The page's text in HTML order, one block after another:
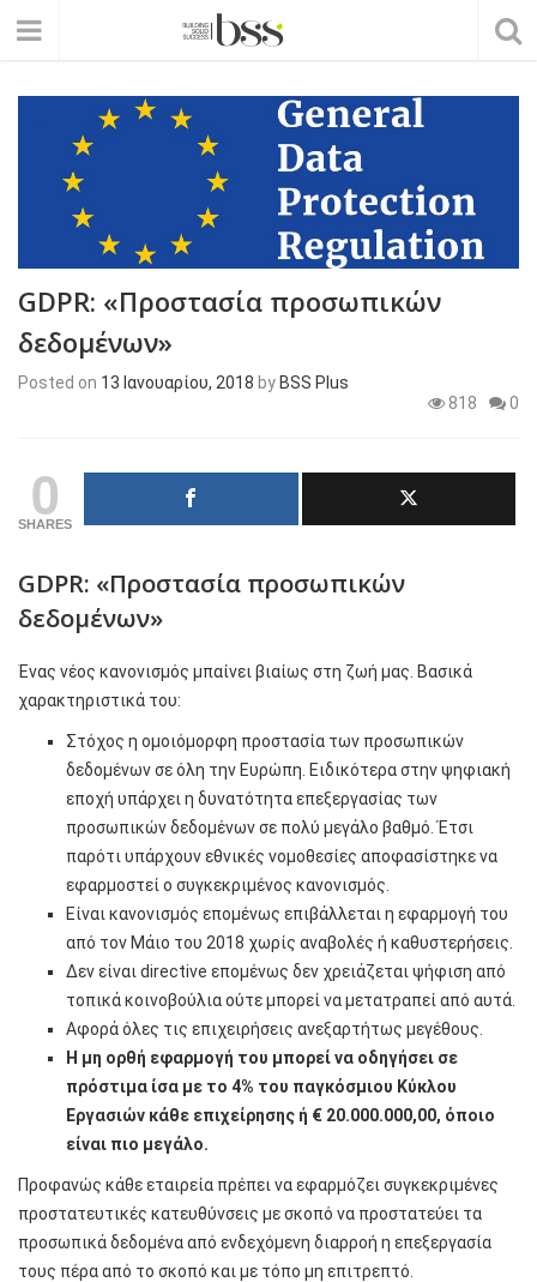
GDPR: «Προστασία προσωπικών
δεδομένων»
Posted on 13 Ιανουαρίου, 2018 by BSS Plus
818
0
0
SHARES
GDPR: «Προστασία προσωπικών
δεδομένων»
Ένας νέος κανονισμός μπαίνει βιαίως στη ζωή μας. Βασικά
χαρακτηριστικά του:
Στόχος η ομοιόμορφη προστασία των προσωπικών
δεδομένων σε όλη την Ευρώπη. Ειδικότερα στην ψηφιακή
εποχή υπάρχει η δυνατότητα επεξεργασίας των
προσωπικών δεδομένων σε πολύ μεγάλο βαθμό. Έτσι
παρότι υπάρχουν εθνικές νομοθεσίες αποφασίστηκε να
εφαρμοστεί ο συγκεκριμένος κανονισμός.
Είναι κανονισμός επομένως επιβάλλεται η εφαρμογή του
από τον Μάιο του 2018 χωρίς αναβολές ή καθυστερήσεις.
Δεν είναι directive επομένως δεν χρειάζεται ψήφιση από
τοπικά κοινοβούλια ούτε μπορεί να μετατραπεί από αυτά.
Αφορά όλες τις επιχειρήσεις ανεξαρτήτως μεγέθους.
Η μη ορθή εφαρμογή του μπορεί να οδηγήσει σε
πρόστιμα ίσα με το 4% του παγκόσμιου Κύκλου
Εργασιών κάθε επιχείρησης ή € 20.000.000,00, όποιο
είναι πιο μεγάλο.
Προφανώς κάθε εταιρεία πρέπει να εφαρμόζει συγκεκριμένες
προστατευτικές κατευθύνσεις με σκοπό να προστατεύει τα
προσωπικά δεδομένα από ενδεχόμενη διαρροή η επεξεργασία
τους πέρα από το σκοπό και με τόπο μη επιτρεπτό.